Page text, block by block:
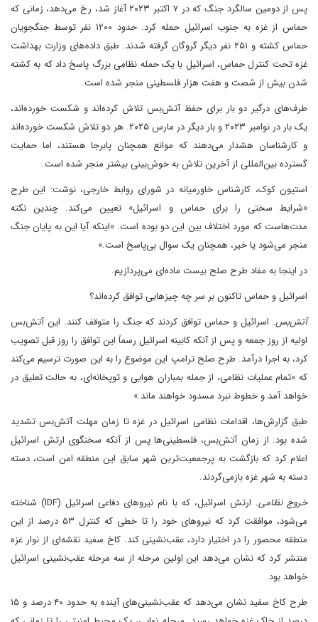
پس از دومین سالگرد جنگ که در ۷ اکتبر ۲۰۲۳ آغاز شد، رخ می‌دهد، زمانی که
حماس از غزه به جنوب اسرائیل حمله کرد. حدود ۱۲۰۰ نفر توسط جنگجویان
حماس کشته و ۲۵۱ نفر دیگر گروگان گرفته شدند. طبق داده‌های وزارت بهداشت
غزه تحت کنترل حماس، اسرائیل با یک حمله نظامی بزرگ پاسخ داد که به کشته
شدن بیش از شصت و هفت هزار فلسطینی منجر شده است.
طرف‌های درگیر دو بار برای حفظ آتش‌بس تلاش کرده‌اند و شکست خورده‌اند،
یک بار در نوامبر ۲۰۲۳ و بار دیگر در مارس ۲۰۲۵. هر دو تلاش شکست خورده‌اند
و کارشناسان هشدار می‌دهند که موانع همچنان پابرجا هستند، اما حمایت
گسترده بین‌المللی از آخرین تلاش به خوش‌بینی بیشتر منجر شده است.
استیون کوک، کارشناس خاورمیانه در شورای روابط خارجی، نوشت: این طرح
«شرایط سختی را برای حماس و اسرائیل» تعیین می‌کند. چندین نکته
مدت‌هاست که مورد اختلاف بین این دو بوده است. «اینکه آیا این به پایان جنگ
منجر می‌شود یا خیر، همچنان یک سوال بی‌پاسخ است.»
در اینجا به مفاد طرح صلح بیست ماده‌ای می‌پردازیم.
اسرائیل و حماس تاکنون بر سر چه چیزهایی توافق کرده‌اند؟
آتش‌بس. اسرائیل و حماس توافق کردند که جنگ را متوقف کنند. این آتش‌بس
اولیه از روز جمعه و پس از آنکه کابینه اسرائیل رسماً این توافق را روز قبل تصویب
کرد، به اجرا درآمد. طرح صلح ترامپ این موضوع را به این صورت ترسیم می‌کند
که «تمام عملیات نظامی، از جمله بمباران هوایی و توپخانه‌ای، به حالت تعلیق در
خواهد آمد و خطوط نبرد مسدود خواهند ماند.»
طبق گزارش‌ها، اقدامات نظامی اسرائیل در غزه تا زمان مهلت آتش‌بس تشدید
شده بود. از زمان آتش‌بس، فلسطینی‌ها پس از آنکه سخنگوی ارتش اسرائیل
اعلام کرد که بازگشت به پرجمعیت‌ترین شهر سابق این منطقه امن است، دسته
دسته به شهر غزه بازمی‌گردند.
خروج نظامی.
ارتش اسرائیل، که با نام نیروهای دفاعی اسرائیل (IDF) شناخته
می‌شود، موافقت کرد که نیروهای خود را تا خطی که کنترل ۵۳ درصد از این
منطقه محصور را در اختیار دارد، عقب‌نشینی کند. کاخ سفید نقشه‌ای از نوار غزه
منتشر کرد که نشان می‌دهد این اولین مرحله از سه مرحله عقب‌نشینی اسرائیل
خواهد بود.
طرح کاخ سفید نشان می‌دهد که عقب‌نشینی‌های آینده به حدود ۴۰ درصد و ۱۵